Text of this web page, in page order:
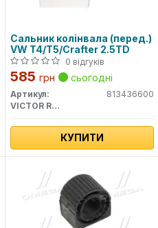
Сальник колінвала (перед.)
VW T4/T5/Crafter 2.5TD
0 відгуків
585 грн сьогодні
Артикул:
813436600
VICTOR REINZ
КУПИТИ